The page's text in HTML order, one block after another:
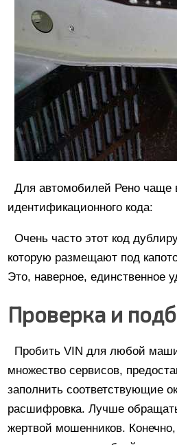
Для автомобилей Рено чаще
идентификационного кода:
Очень часто этот код
которую размещают под
Это, наверное, единственное
Проверка и
Пробить VIN для любой
множество сервисов,
заполнить соответствующие
расшифровка. Лучше
жертвой мошенников.